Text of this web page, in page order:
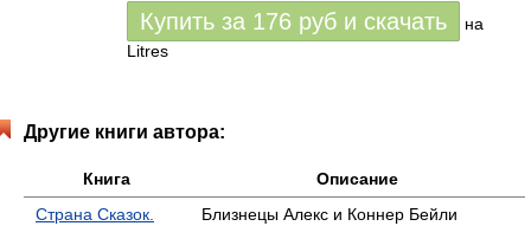
Купить за 176 руб и скачать
на
Litres
Другие книги автора:
Книга
Описание
Страна Сказок.
Близнецы Алекс и Коннер Бейли